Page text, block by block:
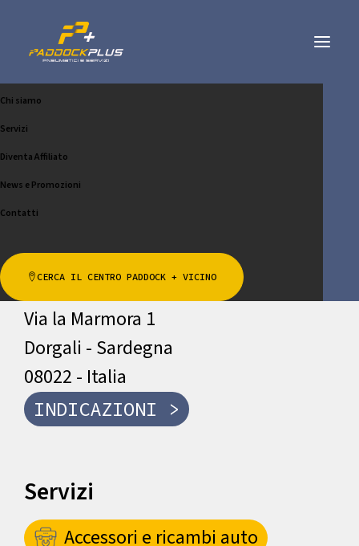
Chi siamo
Servizi
Diventa Affiliato
News e Promozioni
Contatti
CERCA IL CENTRO PADDOCK + VICINO
RC GOMME SNC DI MARCO
RUIO E GIOVANNI
CHIAMA
Indirizzo
Via la Marmora 1
Dorgali - Sardegna
08022 - Italia
INDICAZIONI >
Servizi
Accessori e ricambi auto